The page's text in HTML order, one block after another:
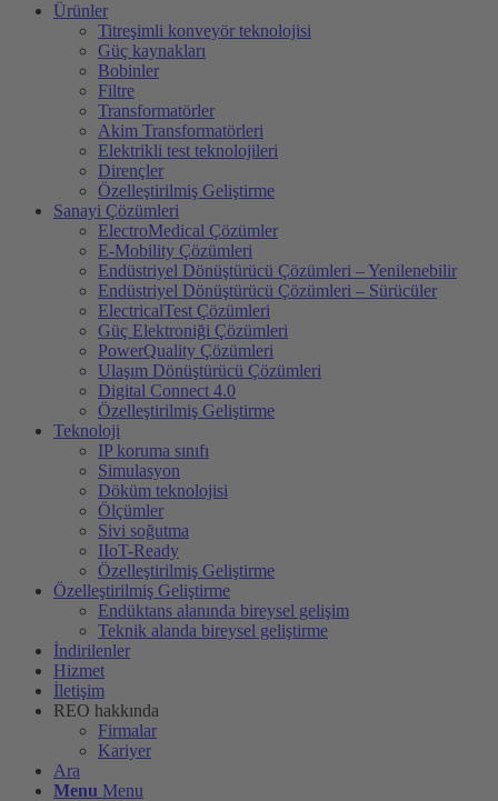
Ürünler
Titreşimli konveyör teknolojisi
Güç kaynakları
Bobinler
Filtre
Transformatörler
Akim Transformatörleri
Elektrikli test teknolojileri
Dirençler
Özelleştirilmiş Geliştirme
Sanayi Çözümleri
ElectroMedical Çözümler
E-Mobility Çözümleri
Endüstriyel Dönüştürücü Çözümleri – Yenilenebilir
Endüstriyel Dönüştürücü Çözümleri – Sürücüler
ElectricalTest Çözümleri
Güç Elektroniği Çözümleri
PowerQuality Çözümleri
Ulaşım Dönüştürücü Çözümleri
Digital Connect 4.0
Özelleştirilmiş Geliştirme
Teknoloji
IP koruma sınıfı
Simulasyon
Döküm teknolojisi
Ölçümler
Sivi soğutma
IIoT-Ready
Özelleştirilmiş Geliştirme
Özelleştirilmiş Geliştirme
Endüktans alanında bireysel gelişim
Teknik alanda bireysel geliştirme
İndirilenler
Hizmet
İletişim
REO hakkında
Firmalar
Kariyer
Ara
Menu Menu